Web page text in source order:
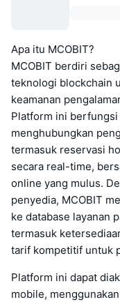
Apa itu MCOBIT?
MCOBIT berdiri
teknologi blockchain
keamanan
Platform ini berfungsi
menghubungkan
termasuk reservasi
secara real-time,
online yang mulus.
penyedia, MCOBIT
ke database layanan
termasuk
tarif kompetitif untuk
Platform ini dapat
mobile,